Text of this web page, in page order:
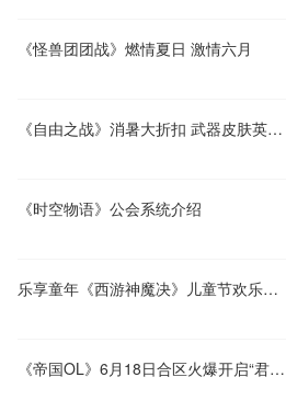
《怪兽团团战》燃情夏日 激情六月
《自由之战》消暑大折扣 武器皮肤英雄便宜卖啦
《时空物语》公会系统介绍
乐享童年《西游神魔决》儿童节欢乐无限
《帝国OL》6月18日合区火爆开启“君临天下”